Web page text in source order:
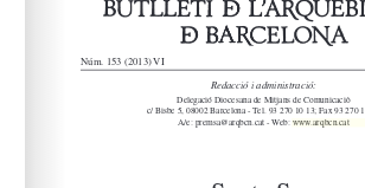
arqbcn.cat - Web: www.arqbcn.cat